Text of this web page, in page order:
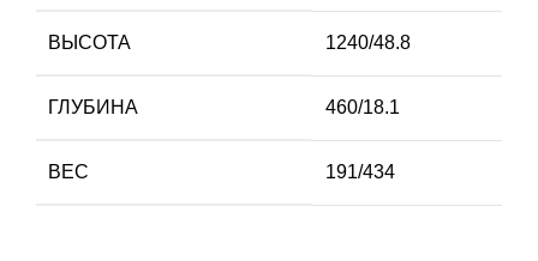
ВЫСОТА 1240/48.8
ГЛУБИНА 460/18.1
ВЕС 191/434